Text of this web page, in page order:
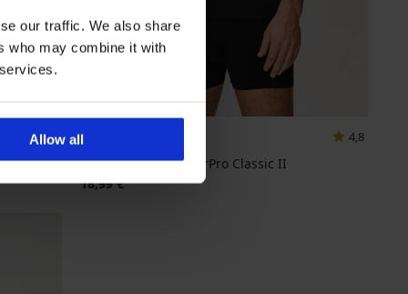
our traffic. We also share
who may combine it with
Allow all 4,8
Naadloze body SilverPro Classic II
18,99 €